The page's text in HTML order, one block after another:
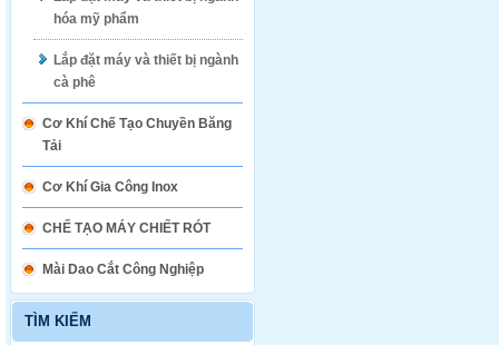
hóa mỹ phẩm
Lắp đặt máy và thiết bị ngành
cà phê
Cơ Khí Chế Tạo Chuyền Băng
Tải
Cơ Khí Gia Công Inox
CHẾ TẠO MÁY CHIẾT RÓT
Mài Dao Cắt Công Nghiệp
TÌM KIẾM